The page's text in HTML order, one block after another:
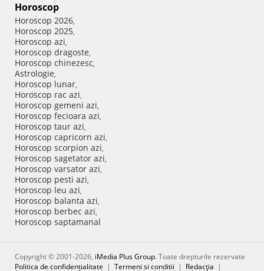
Horoscop
Horoscop 2026,
Horoscop 2025,
Horoscop azi,
Horoscop dragoste,
Horoscop chinezesc,
Astrologie,
Horoscop lunar,
Horoscop rac azi,
Horoscop gemeni azi,
Horoscop fecioara azi,
Horoscop taur azi,
Horoscop capricorn azi,
Horoscop scorpion azi,
Horoscop sagetator azi,
Horoscop varsator azi,
Horoscop pesti azi,
Horoscop leu azi,
Horoscop balanta azi,
Horoscop berbec azi,
Horoscop saptamanal
Copyright © 2001-2026, iMedia Plus Group. Toate drepturile rezervate
Politica de confidențialitate | Termeni si conditii | Redacţia |